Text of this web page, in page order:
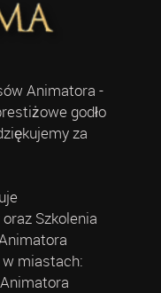
Animatora -
godło
za
Szkolenia
miastach: